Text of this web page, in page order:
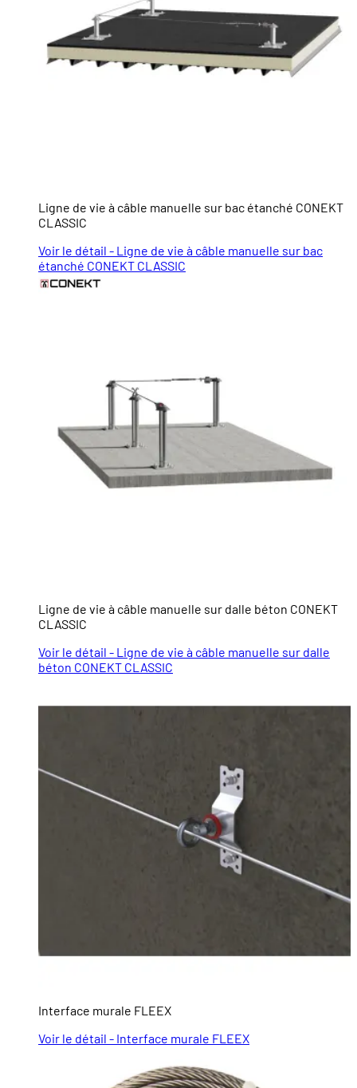
Ligne de vie à câble manuelle sur bac étanché CONEKT
CLASSIC
Voir le détail - Ligne de vie à câble manuelle sur bac
étanché CONEKT CLASSIC
Ligne de vie à câble manuelle sur dalle béton CONEKT
CLASSIC
Voir le détail - Ligne de vie à câble manuelle sur dalle
béton CONEKT CLASSIC
Interface murale FLEEX
Voir le détail - Interface murale FLEEX